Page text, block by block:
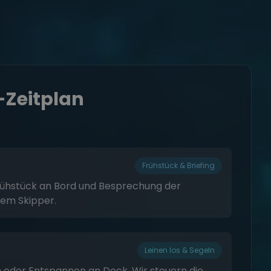
Zeitplan
Frühstück & Briefing
an Bord und Besprechung der
Skipper.
Leinen los & Segeln